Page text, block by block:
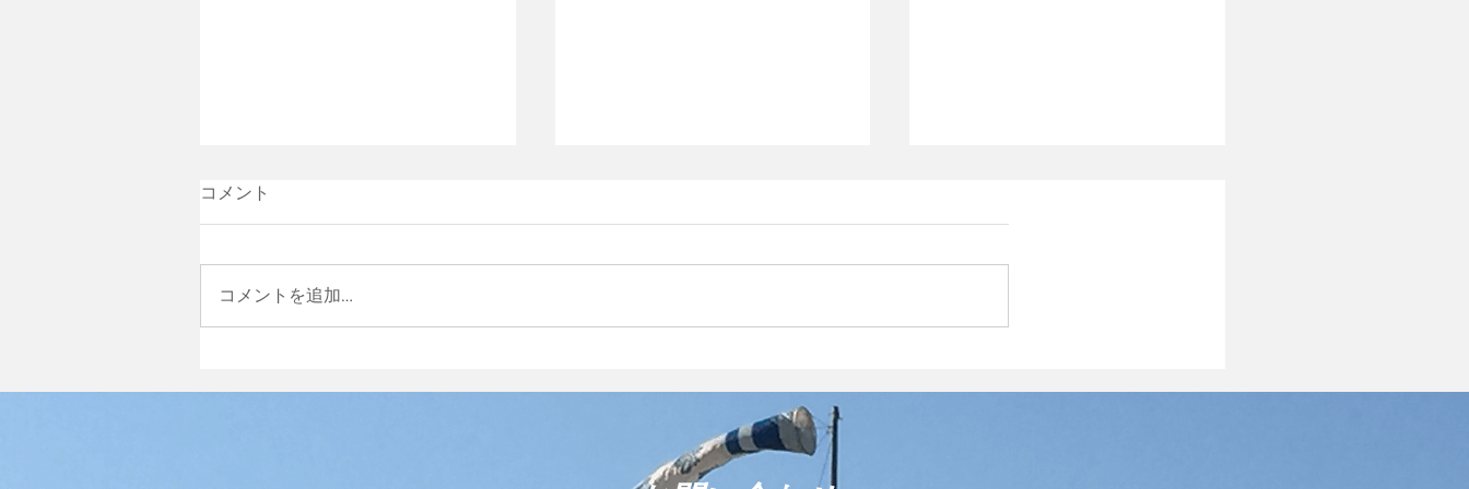
参加しています
ココペーバーという輸入商材を販
コメント
コメントを追加…